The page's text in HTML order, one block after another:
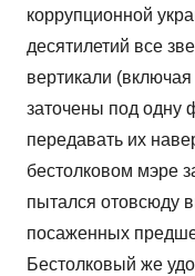
коррупционной
десятилетий все
вертикали
заточены под одну
передавать их
бестолковом мэре
пытался отовсюду
посаженных
Бестолковый же